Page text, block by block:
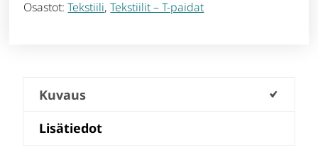
Osastot:Tekstiili,Tekstiilit – T-paidat
Kuvaus
Lisätiedot